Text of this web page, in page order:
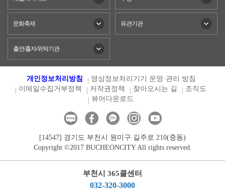
문화축제 유관기관
출연/출자/위탁기관
개인정보처리방침
영상정보처리기기 운영·관리 방침
이메일수집거부정책
저작권정책 찾아오시는 길
조직도
뷰어다운로드
[14547] 경기도 부천시 원미구 길주로 210(중동)
Copyright ©2017 BUCHEONCITY All rights reserved.
부천시 365콜센터
032-320-3000